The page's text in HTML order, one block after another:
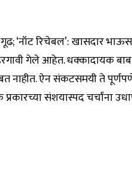
‘नॉट रिचेबल’: खासदार
गेले आहेत. धक्कादायक
नाहीत. ऐन संकटसमयी ते
संशयास्पद चर्चांना